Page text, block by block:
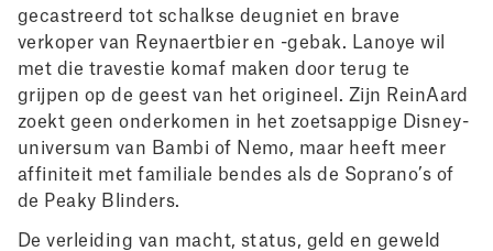
gecastreerd tot schalkse deugniet en brave
verkoper van Reynaertbier en -gebak. Lanoye wil
met die travestie komaf maken door terug te
grijpen op de geest van het origineel. Zijn ReinAard
zoekt geen onderkomen in het zoetsappige Disney-
universum van Bambi of Nemo, maar heeft meer
affiniteit met familiale bendes als de Soprano’s of
de Peaky Blinders.
De verleiding van macht, status, geld en geweld